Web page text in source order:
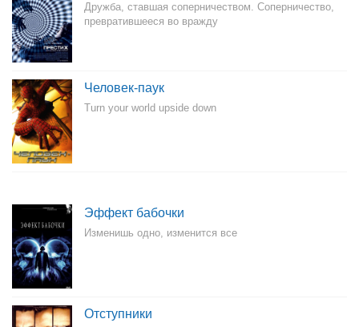
Дружба, ставшая соперничеством. Соперничество,
превратившееся во вражду
Человек-паук
Turn your world upside down
Эффект бабочки
Изменишь одно, изменится все
Отступники